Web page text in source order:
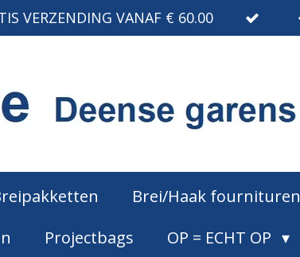
VERZENDING VANAF € 60.00
Brei/Haak fournituren
Projectbags OP = ECHT OP